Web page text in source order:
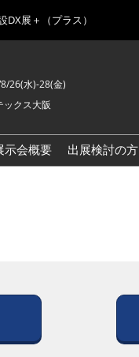
DX展＋（プラス）
26(水)-28(金)
ックス大阪
示会概要 出展検討の方